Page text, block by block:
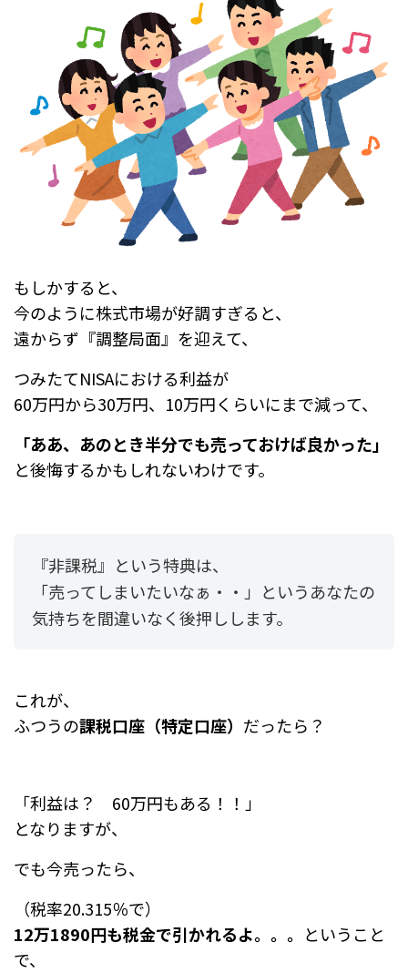
もしかすると、
今のように株式市場が好調すぎると、
遠からず『調整局面』を迎えて、
つみたてNISAにおける利益が
60万円から30万円、10万円くらいにまで減って、
「ああ、あのとき半分でも売っておけば良かった」
と後悔するかもしれないわけです。
『非課税』という特典は、
「売ってしまいたいなぁ・・」というあなたの
気持ちを間違いなく後押しします。
これが、
ふつうの課税口座（特定口座） だったら？
「利益は？ 60万円もある！！」
となりますが、
でも今売ったら、
（税率20.315％で）
12万1890円も税金で引かれるよ。。。 ということ
で、